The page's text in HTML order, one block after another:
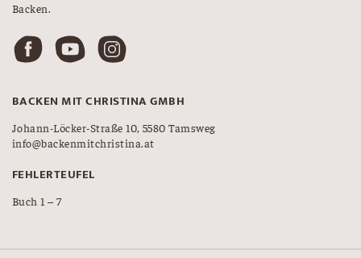
Backen.
BACKEN MIT CHRISTINA GMBH
Johann-Löcker-Straße 10, 5580 Tamsweg
info@backenmitchristina.at
FEHLERTEUFEL
Buch 1 – 7